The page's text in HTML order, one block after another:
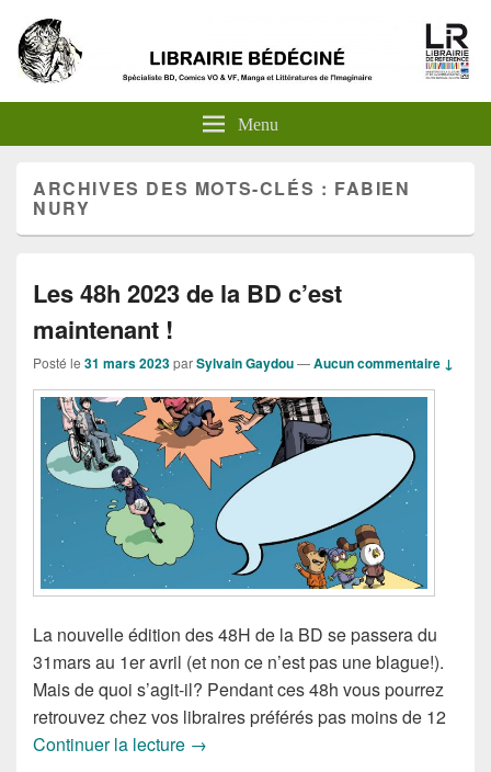
Menu
ARCHIVES DES MOTS-CLÉS : FABIEN
NURY
Les 48h 2023 de la BD c’est
maintenant !
Posté le 31 mars 2023parSylvain Gaydou—Aucun commentaire ↓
La nouvelle édition des 48H de la BD se passera du
31mars au 1er avril (et non ce n’est pas une blague!).
Mais de quoi s’agit-il? Pendant ces 48h vous pourrez
retrouvez chez vos libraires préférés pas moins de 12
Continuer la lecture Les 48h 2023 de la BD c’est
→